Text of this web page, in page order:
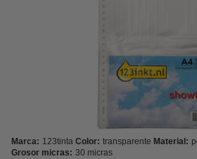
Marca: 123tinta Color: transparente Material:
Grosor micras: 30 micras